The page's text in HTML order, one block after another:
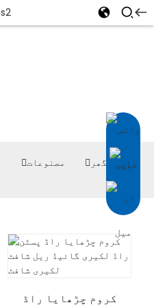
گھر مصنوعات
کروم چڑھایا راڈ